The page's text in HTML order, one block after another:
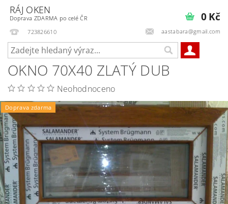
RÁJ OKEN
Doprava ZDARMA po celé ČR
723826610
aastabara@gmail.com
0 Kč
OKNO 70X40 ZLATÝ DUB
Neohodnoceno
Doprava zdarma